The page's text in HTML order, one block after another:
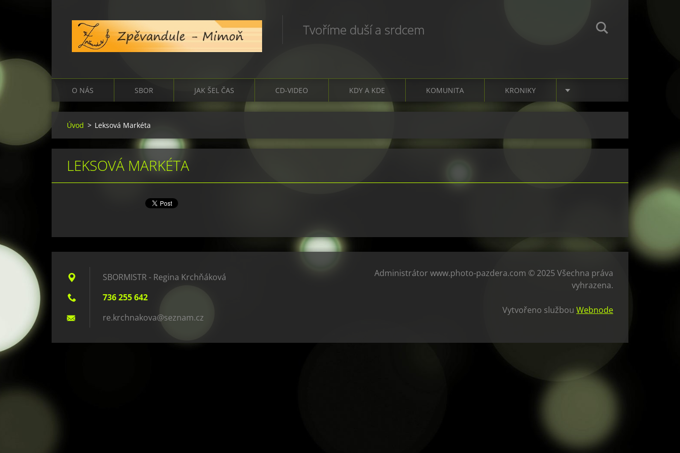
Tvoříme duší a srdcem
O NÁS SBOR JAK ŠEL ČAS CD-VIDEO KDY A KDE KOMUNITA KRONIKY
Úvod > Leksová Markéta
LEKSOVÁ MARKÉTA
SBORMISTR - Regina Krchňáková
736 255 642
re.krchnakova@seznam.cz
Administrátor www.photo-pazdera.com © 2025 Všechna práva
vyhrazena.
Vytvořeno službou Webnode